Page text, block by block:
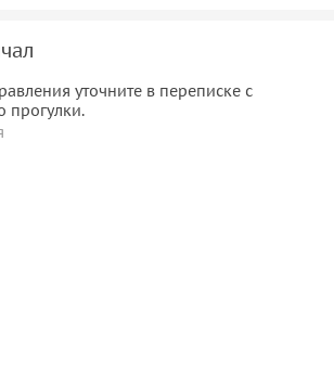
уточните в переписке с
прогулки.